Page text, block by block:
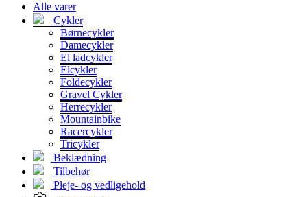
Alle varer
Cykler
Børnecykler
Damecykler
El ladcykler
Elcykler
Foldecykler
Gravel Cykler
Herrecykler
Mountainbike
Racercykler
Tricykler
Beklædning
Tilbehør
Pleje- og vedligehold